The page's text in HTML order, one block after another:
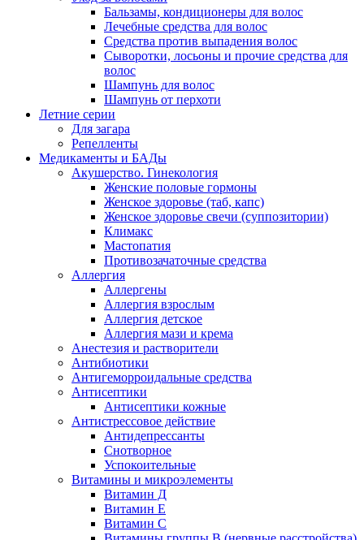
Бальзамы, кондиционеры для волос
Лечебные средства для волос
Средства против выпадения волос
Сыворотки, лосьоны и прочие средства для
волос
Шампунь для волос
Шампунь от перхоти
Летние серии
Для загара
Репелленты
Медикаменты и БАДы
Акушерство. Гинекология
Женские половые гормоны
Женское здоровье (таб, капс)
Женское здоровье свечи (суппозитории)
Климакс
Мастопатия
Противозачаточные средства
Аллергия
Аллергены
Аллергия взрослым
Аллергия детское
Аллергия мази и крема
Анестезия и растворители
Антибиотики
Антигеморроидальные средства
Антисептики
Антисептики кожные
Антистрессовое действие
Антидепрессанты
Снотворное
Успокоительные
Витамины и микроэлементы
Витамин Д
Витамин Е
Витамин С